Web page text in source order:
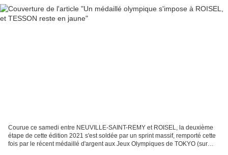
Courue ce samedi entre NEUVILLE-SAINT-REMY et ROISEL, la deuxième
étape de cette édition 2021 s'est soldée par un sprint massif, remporté cette
fois par le récent médaillé d'argent aux Jeux Olympiques de TOKYO (sur